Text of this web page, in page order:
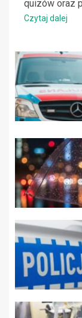
quizów oraz
Czytaj dalej